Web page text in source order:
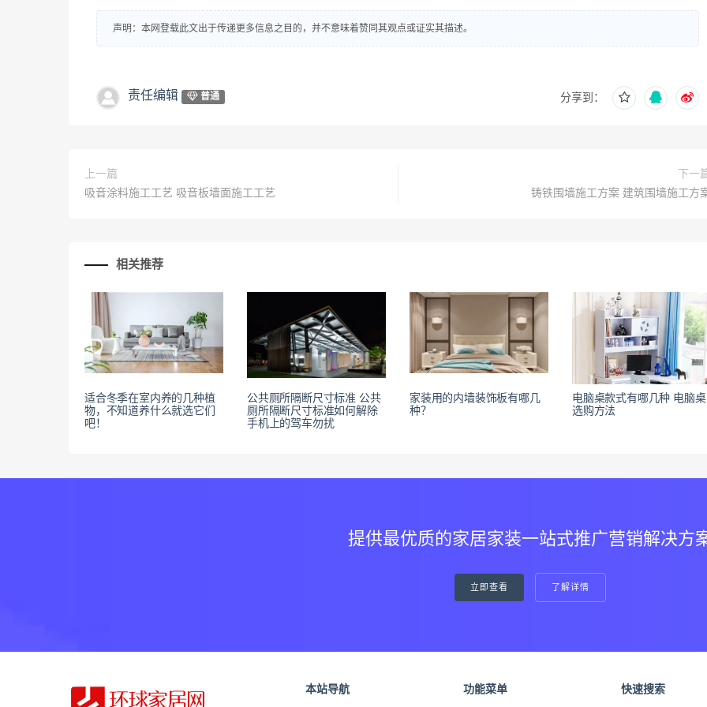
声明：本网登载此文出于传递更多信息之目的，并不意味着赞同其观点或证实其描述。
责任编辑 普通 分享到：
上一篇
吸音涂料施工工艺 吸音板墙面施工工艺
下一
铸铁围墙施工方案 建筑围墙施工方
相关推荐
适合冬季在室内养的几种植
物，不知道养什么就选它们
吧！
公共厕所隔断尺寸标准 公共
厕所隔断尺寸标准如何解除
手机上的驾车勿扰
家装用的内墙装饰板有哪几
种？
电脑桌款式有哪几种 电脑桌
选购方法
提供最优质的家居家装一站式推广营销解决方
立即查看 了解详情
本站导航 功能菜单 快速搜索